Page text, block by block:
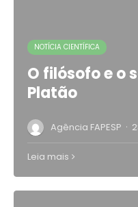
NOTÍCIA CIENTÍFICA
O filósofo e o
Platão
Agência FAPESP ·
Leia mais